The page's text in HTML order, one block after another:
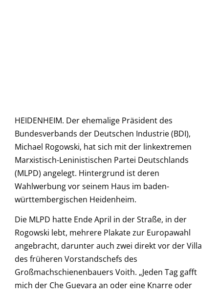
HEIDENHEIM. Der ehemalige Präsident des
Bundesverbands der Deutschen Industrie (BDI),
Michael Rogowski, hat sich mit der linkextremen
Marxistisch-Leninistischen Partei Deutschlands
(MLPD) angelegt. Hintergrund ist deren
Wahlwerbung vor seinem Haus im baden-
württembergischen Heidenheim.
Die MLPD hatte Ende April in der Straße, in der
Rogowski lebt, mehrere Plakate zur Europawahl
angebracht, darunter auch zwei direkt vor der Villa
des früheren Vorstandschefs des
Großmachschienenbauers Voith. „Jeden Tag gafft
mich der Che Guevara an oder eine Knarre oder